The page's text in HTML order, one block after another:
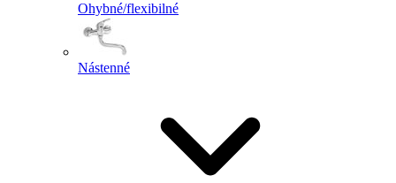
Ohybné/flexibilné
Nástenné